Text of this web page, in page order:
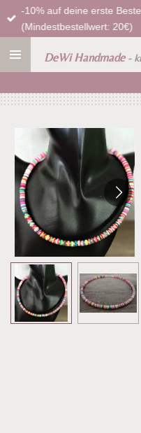
Zum
Hauptinhalt
DeWi Handmade -
-10% auf deine erste
(Mindestbestellwert: 20€)